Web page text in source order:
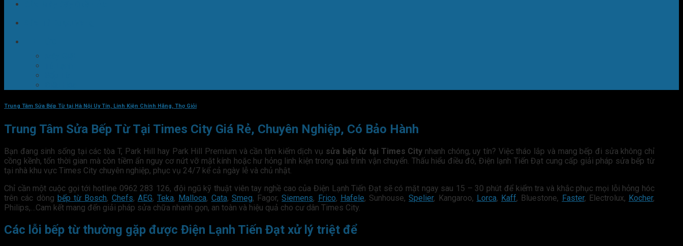
Trung Tâm Sửa Bếp Từ tại Hà Nội Uy Tín, Linh Kiện Chính Hãng, Thợ Giỏi
Trung Tâm Sửa Bếp Từ Tại Times City Giá Rẻ, Chuyên Nghiệp, Có Bảo Hành
Bạn đang sinh sống tại các tòa T, Park Hill hay Park Hill Premium và cần tìm kiếm dịch vụ sửa bếp từ tại Times City nhanh chóng, uy tín? Việc tháo lắp và mang bếp đi sửa không chỉ
cồng kềnh, tốn thời gian mà còn tiềm ẩn nguy cơ nứt vỡ mặt kính hoặc hư hỏng linh kiện trong quá trình vận chuyển. Thấu hiểu điều đó, Điện lạnh Tiến Đạt cung cấp giải pháp sửa bếp từ
tại nhà khu vực Times City chuyên nghiệp, phục vụ 24/7 kể cả ngày lễ và chủ nhật.
Chỉ cần một cuộc gọi tới hotline 0962 283 126, đội ngũ kỹ thuật viên tay nghề cao của Điện Lạnh Tiến Đạt sẽ có mặt ngay sau 15 – 30 phút để kiểm tra và khắc phục mọi lỗi hỏng hóc
trên các dòng bếp từ Bosch, Chefs, AEG, Teka, Malloca, Cata, Smeg, Fagor,Siemens, Frico, Hafele, Sunhouse,Spelier, Kangaroo, Lorca, Kaff, Bluestone, Faster, Electrolux, Kocher,
Philips,…Cam kết mang đến giải pháp sửa chữa nhanh gọn, an toàn và hiệu quả cho cư dân Times City.
Các lỗi bếp từ thường gặp được Điện Lạnh Tiến Đạt xử lý triệt để